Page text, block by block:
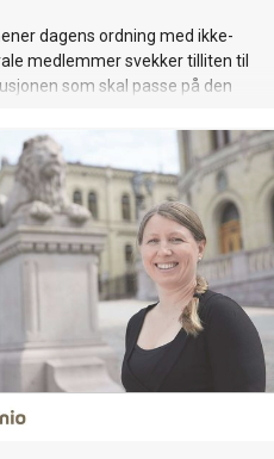
dagens ordning med ikke-
medlemmer svekker tilliten til
som skal passe på den